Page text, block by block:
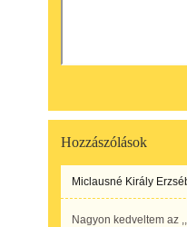
Hozzászólások
Miclausné Király
Nagyon kedveltem az